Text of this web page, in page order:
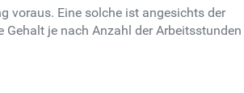
voraus. Eine solche ist angesichts der
je nach Anzahl der Arbeitsstunden